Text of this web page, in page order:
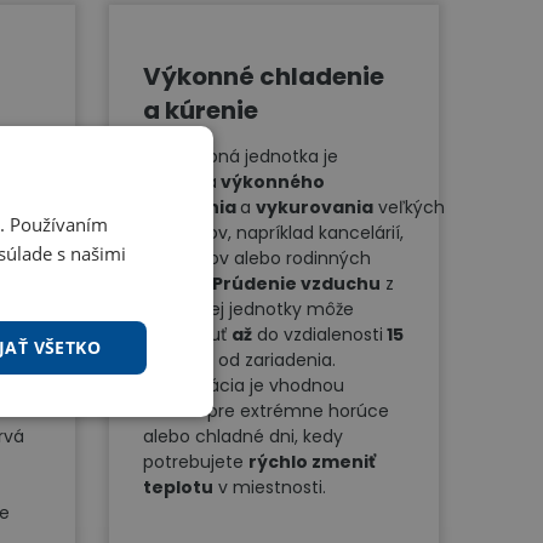
,
Výkonné chladenie
a kúrenie
Podstropná jednotka je
schopná výkonného
chladenia a vykurovania veľkých
priestorov, napríklad kancelárií,
obchodov alebo rodinných
Prúdenie vzduchu z
vnútornej jednotky môže
dosiahnuť až do vzdialenosti 15
metrov
od zariadenia.
Klimatizácia je vhodnou
voľbou pre extrémne horúce
alebo chladné dni, kedy
potrebujete rýchlo zmeniť
teplotu v miestnosti.
Používaním
s našimi
VŠETKO